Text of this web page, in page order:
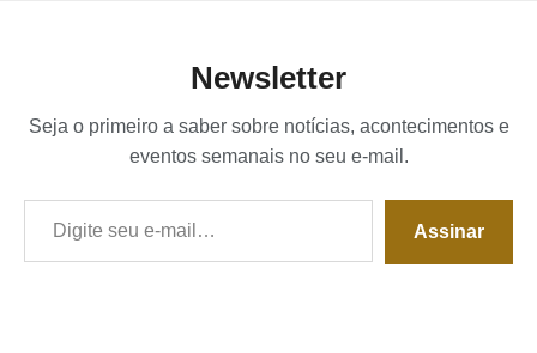
Newsletter
Seja o primeiro a saber sobre notícias, acontecimentos e
eventos semanais no seu e-mail.
Digite seu e-mail…
Assinar